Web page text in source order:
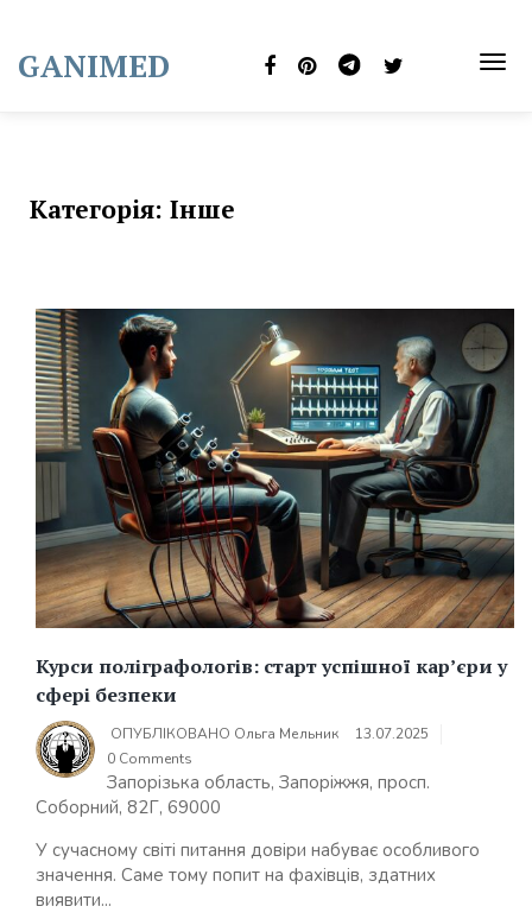
content
GANIMED
Категорія: Інше
Курси поліграфологів: старт успішної кар’єри у
сфері безпеки
ОПУБЛІКОВАНО Ольга Мельник
13.07.2025
0 Comments
Запорізька область, Запоріжжя, просп.
Соборний, 82Г, 69000
У сучасному світі питання довіри набуває особливого
значення. Саме тому попит на фахівців, здатних
виявити...